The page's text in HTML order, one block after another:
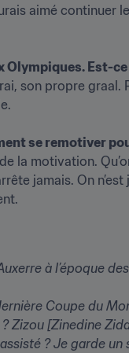
aimé
Olympiques. Est-
son propre
se remotiver
la motivation.
jamais. On
à l’époque
Coupe du
Zizou [Zinedine
? Je garde un